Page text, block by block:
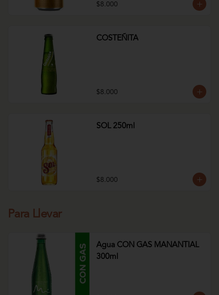
$8.000
COSTEÑITA
$8.000
SOL 250ml
$8.000
Para Llevar
Agua CON GAS MANANTIAL
300ml